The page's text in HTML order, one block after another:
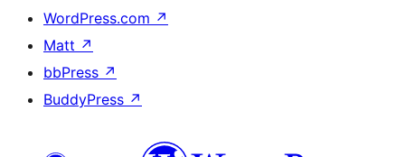
WordPress.com ↗
Matt ↗
bbPress ↗
BuddyPress ↗